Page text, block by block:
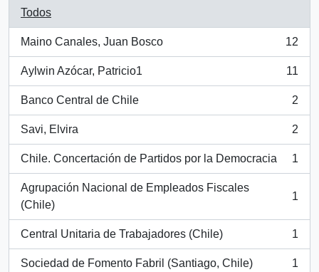
Todos
Maino Canales, Juan Bosco
, 12 resultados
12
Aylwin Azócar, Patricio1
, 11 resultados
11
Banco Central de Chile
, 2 resultados
2
Savi, Elvira
, 2 resultados
2
Chile. Concertación de Partidos por la Democracia
, 1 resultados
1
Agrupación Nacional de Empleados Fiscales
(Chile)
, 1 resultados
1
Central Unitaria de Trabajadores (Chile)
, 1 resultados
1
Sociedad de Fomento Fabril (Santiago, Chile) 1